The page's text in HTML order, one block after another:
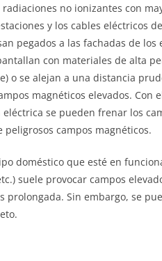
no ionizantes con
y los cables eléctricos
pegados a las fachadas de
con materiales de alta
o se alejan a una distancia
magnéticos elevados.
se pueden frenar los
campos magnéticos.
doméstico que esté en
suele provocar campos
prolongada. Sin embargo, se